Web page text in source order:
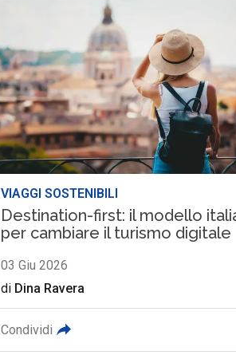
VIAGGI SOSTENIBILI
Destination-first: il modello
per cambiare il turismo digitale
03 Giu 2026
di Dina Ravera
Condividi